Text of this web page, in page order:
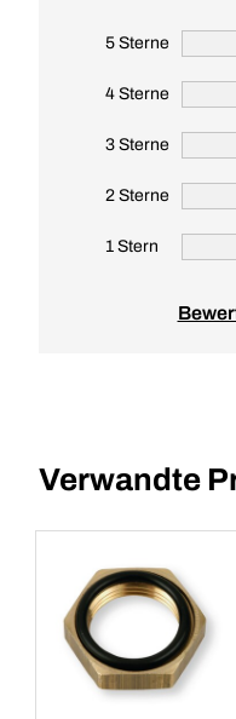
5 Sterne
4 Sterne
3 Sterne
2 Sterne
1 Stern
Verwandte